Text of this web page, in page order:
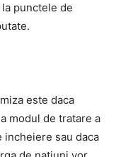
punctele de
este daca
modul de tratare a
sau daca